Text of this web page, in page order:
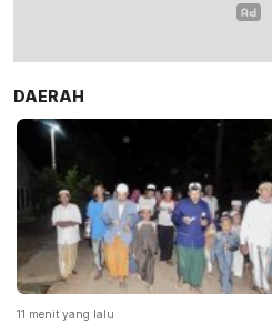
DAERAH
11 menit yang lalu